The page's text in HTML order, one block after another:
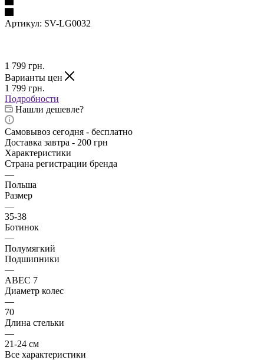
Артикул: SV-LG0032
1 799 грн.
Варианты цен
1 799 грн.
Подробности
Нашли дешевле?
Самовывоз сегодня - бесплатно
Доставка завтра - 200 грн
Характеристики
Страна регистрации бренда
—
Польша
Размер
—
35-38
Ботинок
—
Полумягкий
Подшипники
—
ABEC 7
Диаметр колес
—
70
Длина стельки
—
21-24 см
Все характеристики